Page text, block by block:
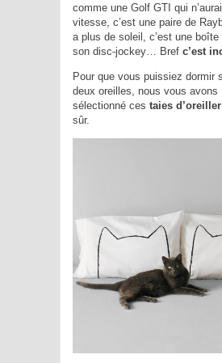
comme une Golf GTI qui
vitesse, c’est une paire de
a plus de soleil, c’est une
son disc-jockey… Bref c’est
Pour que vous puissiez dormir
deux oreilles, nous vous avons
sélectionné ces taies d’oreiller
sûr.